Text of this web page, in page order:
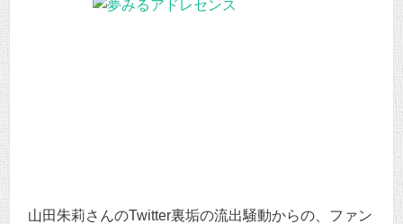
山田朱莉さんのTwitter裏垢の流出騒動からの、ファン